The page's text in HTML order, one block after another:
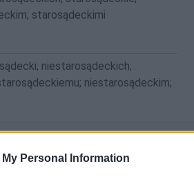
Personal Information
starosądeckimi
niestarosądeckich;
niestarosądeckim;